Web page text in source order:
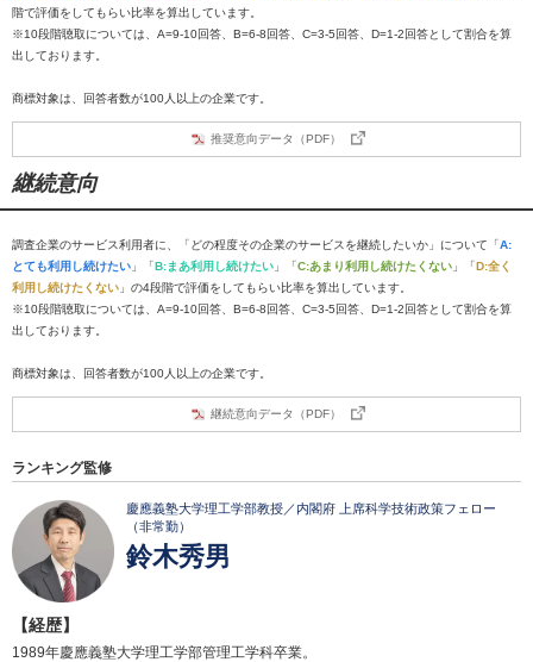
階で評価をしてもらい比率を算出しています。
※10段階聴取については、A=9-10回答、B=6-8回答、C=3-5回答、D=1-2回答として割合を算
出しております。
商標対象は、回答者数が100人以上の企業です。
推奨意向データ（PDF）
継続意向
調査企業のサービス利用者に、「どの程度その企業のサービスを継続したいか」について「A:
とても利用し続けたい 」「B:まあ利用し続けたい 」「C:あまり利用し続けたくない 」「D:全く
利用し続けたくない 」の4段階で評価をしてもらい比率を算出しています。
※10段階聴取については、A=9-10回答、B=6-8回答、C=3-5回答、D=1-2回答として割合を算
出しております。
商標対象は、回答者数が100人以上の企業です。
継続意向データ（PDF）
ランキング監修
慶應義塾大学理工学部教授／内閣府 上席科学技術政策フェロー
（非常勤）
鈴木秀男
【経歴】
1989年慶應義塾大学理工学部管理工学科卒業。